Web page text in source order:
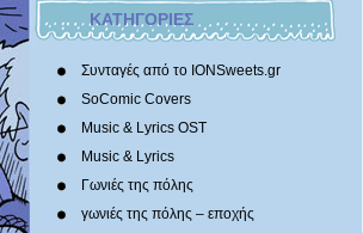
ΚΑΤΗΓΟΡΙΕΣ
Συνταγές από το IONSweets.gr
SoComic Covers
Music & Lyrics OST
Music & Lyrics
Γωνιές της πόλης
γωνιές της πόλης – εποχής